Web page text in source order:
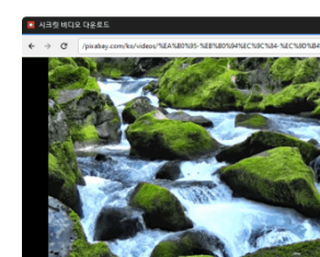
반복 업무를 줄여주는 자동화·매크로 프
니다
반복 업무를 줄여주는 자동화·매크로 프
니다
반복 업무를 줄여주는 자동화·매크로 프
니다
반복 업무를 줄여주는 자동화·매크로 프
니다